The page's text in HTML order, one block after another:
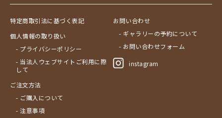
特定商取引法に基づく表記
個人情報の取り扱い
- プライバシーポリシー
- 当法人ウェブサイトご利用に際
して
ご注文方法
- ご購入について
- 注意事項
お問い合わせ
- ギャラリーの予約について
- お問い合わせフォーム
instagram